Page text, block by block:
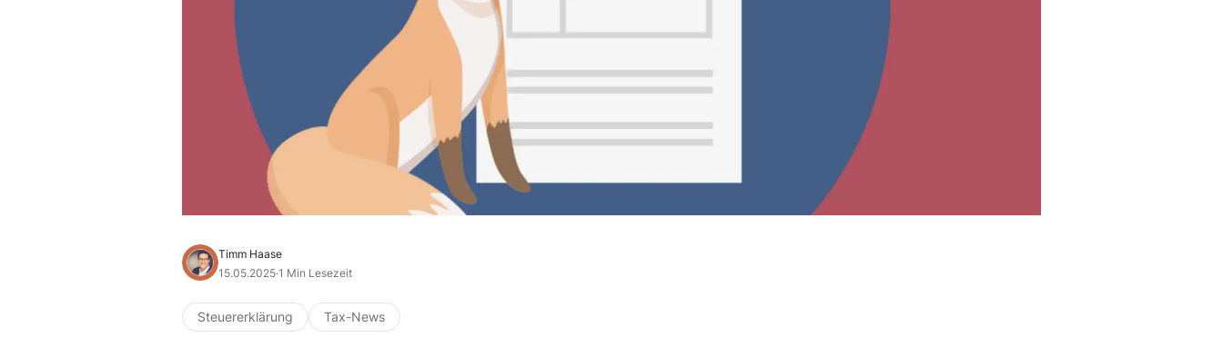
Timm Haase
15.05.2025·1 Min Lesezeit
Steuererklärung Tax-News